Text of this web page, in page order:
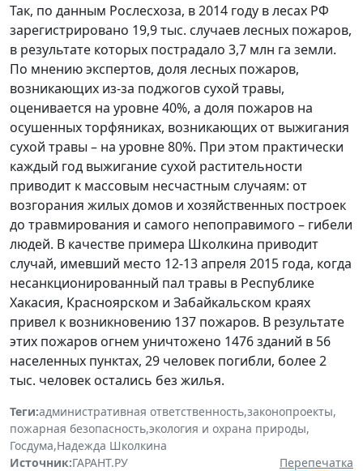
Так, по данным Рослесхоза, в 2014 году в лесах РФ
зарегистрировано 19,9 тыс. случаев лесных пожаров,
в результате которых пострадало 3,7 млн га земли.
По мнению экспертов, доля лесных пожаров,
возникающих из-за поджогов сухой травы,
оценивается на уровне 40%, а доля пожаров на
осушенных торфяниках, возникающих от выжигания
сухой травы – на уровне 80%. При этом практически
каждый год выжигание сухой растительности
приводит к массовым несчастным случаям: от
возгорания жилых домов и хозяйственных построек
до травмирования и самого непоправимого – гибели
людей. В качестве примера Школкина приводит
случай, имевший место 12-13 апреля 2015 года, когда
несанкционированный пал травы в Республике
Хакасия, Красноярском и Забайкальском краях
привел к возникновению 137 пожаров. В результате
этих пожаров огнем уничтожено 1476 зданий в 56
населенных пунктах, 29 человек погибли, более 2
тыс. человек остались без жилья.
Теги:административная ответственность,законопроекты,
пожарная безопасность,экология и охрана природы,
Госдума,Надежда Школкина
Источник:ГАРАНТ.РУ
Перепечатка